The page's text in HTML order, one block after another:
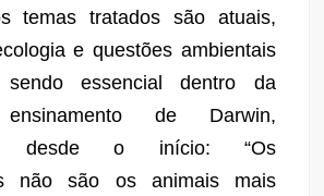
temas tratados são atuais,
e questões ambientais
sendo essencial dentro da
de Darwin,
desde o início: “Os
não são os animais mais